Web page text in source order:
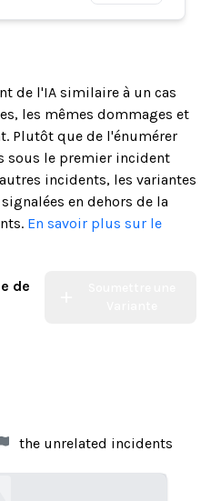
de l'IA similaire à un cas
les mêmes dommages et
Plutôt que de l'énumérer
sous le premier incident
incidents, les variantes
en dehors de la
En savoir plus sur le
de
the unrelated incidents